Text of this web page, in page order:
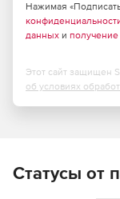
MIMEsweeper
внешней
Нажимая
данных и
Этот сайт защищен
об условиях
Статусы от